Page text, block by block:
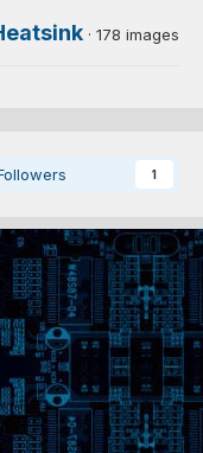
· 178 images
1